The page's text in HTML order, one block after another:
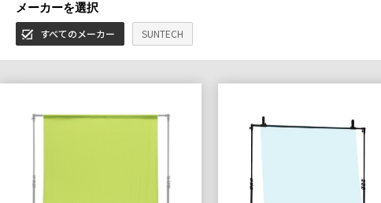
メーカーを選択
すべてのメーカー
SUNTECH